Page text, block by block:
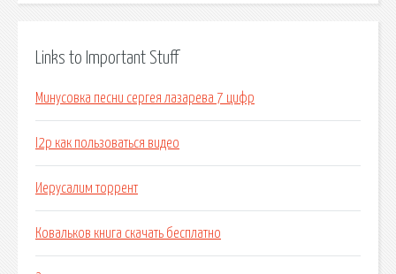
Links to Important Stuff
Минусовка песни сергея лазарева 7 цифр
I2p как пользоваться видео
Иерусалим торрент
Ковальков книга скачать бесплатно